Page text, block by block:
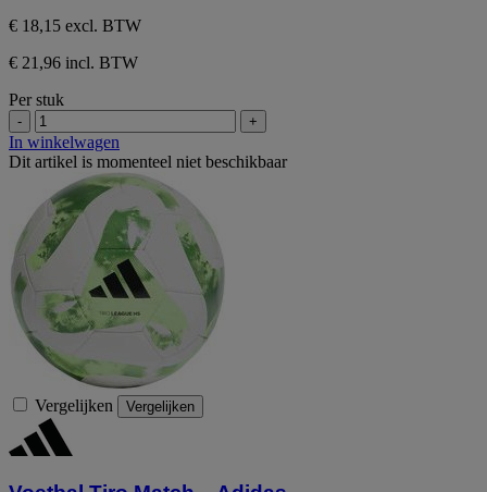
€ 18,15 excl. BTW
€ 21,96 incl. BTW
Per stuk
- +
In winkelwagen
Dit artikel is momenteel niet beschikbaar
Vergelijken Vergelijken